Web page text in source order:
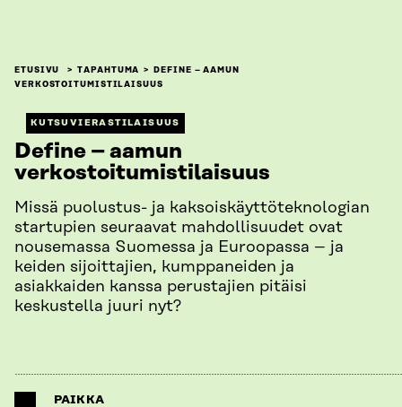
ETUSIVU TAPAHTUMA
DEFINE – AAMUN
VERKOSTOITUMISTILAISUUS
KUTSUVIERASTILAISUUS
Define – aamun
verkostoitumistilaisuus
Missä puolustus- ja kaksoiskäyttöteknologian
startupien seuraavat mahdollisuudet ovat
nousemassa Suomessa ja Euroopassa – ja
keiden sijoittajien, kumppaneiden ja
asiakkaiden kanssa perustajien pitäisi
keskustella juuri nyt?
PAIKKA